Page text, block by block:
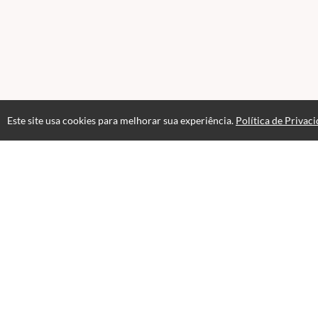
Este site usa cookies para melhorar sua experiência. Política de